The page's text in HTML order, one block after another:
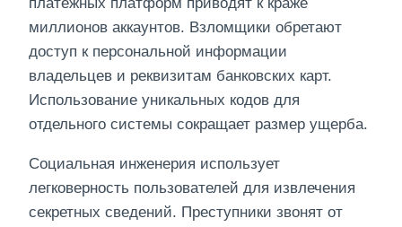
миллионов аккаунтов. Взломщики обретают
доступ к персональной информации
владельцев и реквизитам банковских карт.
Использование уникальных кодов для
отдельного системы сокращает размер ущерба.
Социальная инженерия использует
легковерность пользователей для извлечения
секретных сведений. Преступники звонят от